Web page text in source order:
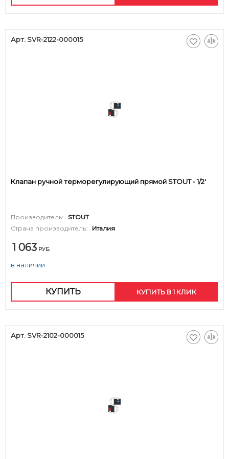
Арт. SVR-2122-000015
Клапан ручной терморегулирующий прямой STOUT - 1/2'
Производитель:
STOUT
Страна производитель:
Италия
1 063 РУБ.
в наличии
КУПИТЬ КУПИТЬ В 1 КЛИК
Арт. SVR-2102-000015